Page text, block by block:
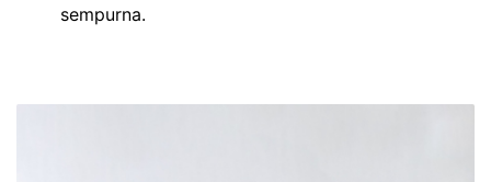
sempurna.